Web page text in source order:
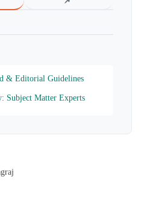
& Editorial Guidelines
Subject Matter Experts